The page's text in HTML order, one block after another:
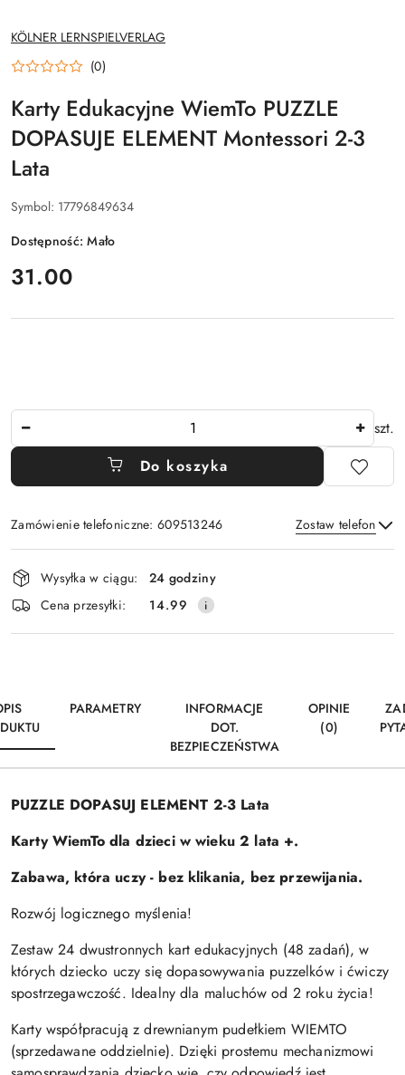
NAZWA
PRODUCENTA:
KÖLNER LERNSPIELVERLAG
(0)
Karty Edukacyjne WiemTo PUZZLE
DOPASUJE ELEMENT Montessori 2-3
Lata
Symbol: 17796849634
Dostępność:Mało
cena:
31.00
szt.
Do koszyka
Zamówienie telefoniczne: 609513246 Zostaw telefon
Wyślij
Dostępność
i
dostawa
Wysyłka w ciągu:
24 godziny
Cena przesyłki:
14.99
PARAMETRY
INFORMACJE
DOT.
BEZPIECZEŃSTWA
OPINIE
(0)
PUZZLE DOPASUJ ELEMENT 2-3 Lata
Karty WiemTo dla dzieci w wieku 2 lata +.
Zabawa, która uczy - bez klikania, bez przewijania.
Rozwój logicznego myślenia!
Zestaw 24 dwustronnych kart edukacyjnych (48 zadań), w
których dziecko uczy się dopasowywania puzzelków i ćwiczy
spostrzegawczość. Idealny dla maluchów od 2 roku życia!
Karty współpracują z drewnianym pudełkiem WIEMTO
(sprzedawane oddzielnie). Dzięki prostemu mechanizmowi